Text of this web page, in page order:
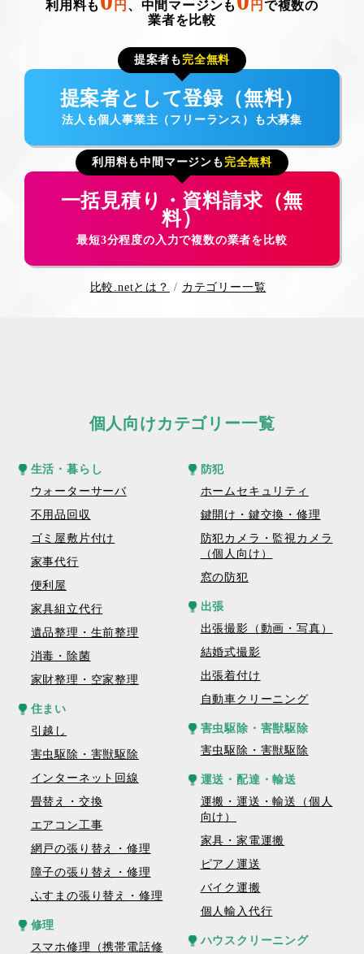
利用料も 円 、中間マージンも 円 で複数の
業者を比較
提案者も 完全無料
提案者として登録（無料）
法人も個人事業主（フリーランス）も大募集
利用料も中間マージンも 完全無料
一括見積り・資料請求（無
料）
最短3分程度の入力で複数の業者を比較
比較.netとは？ カテゴリー一覧
個人向けカテゴリー一覧
生活・暮らし
ウォーターサーバ
不用品回収
ゴミ屋敷片付け
家事代行
便利屋
家具組立代行
遺品整理・生前整理
消毒・除菌
家財整理・空家整理
住まい
引越し
害虫駆除・害獣駆除
インターネット回線
畳替え・交換
エアコン工事
網戸の張り替え・修理
障子の張り替え・修理
ふすまの張り替え・修理
修理
スマホ修理（携帯電話修
防犯
ホームセキュリティ
鍵開け・鍵交換・修理
防犯カメラ・監視カメラ
（個人向け）
窓の防犯
出張
出張撮影（動画・写真）
結婚式撮影
出張着付け
自動車クリーニング
害虫駆除・害獣駆除
害虫駆除・害獣駆除
運送・配達・輸送
運搬・運送・輸送（個人
向け）
家具・家電運搬
ピアノ運送
バイク運搬
個人輸入代行
ハウスクリーニング